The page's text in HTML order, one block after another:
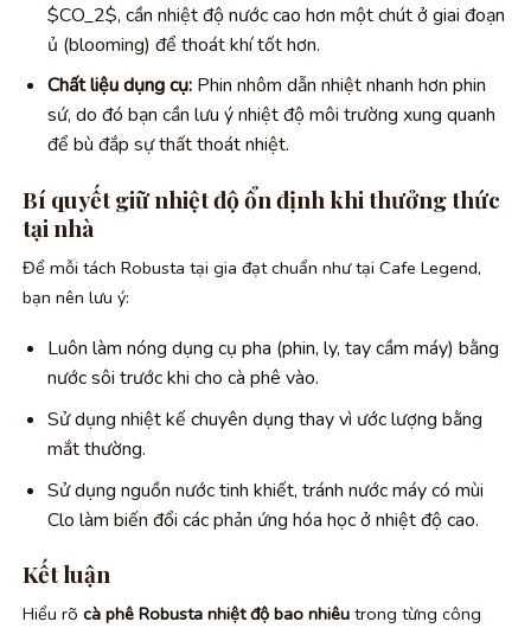
$CO_2$, cần nhiệt độ nước cao hơn một chút ở giai đoạn
ủ (blooming) để thoát khí tốt hơn.
Chất liệu dụng cụ:Phin nhôm dẫn nhiệt nhanh hơn phin
sứ, do đó bạn cần lưu ý nhiệt độ môi trường xung quanh
để bù đắp sự thất thoát nhiệt.
Bí quyết giữ nhiệt độ ổn định khi thưởng thức
tại nhà
Để mỗi tách Robusta tại gia đạt chuẩn như tại Cafe Legend,
bạn nên lưu ý:
Luôn làm nóng dụng cụ pha (phin, ly, tay cầm máy) bằng
nước sôi trước khi cho cà phê vào.
Sử dụng nhiệt kế chuyên dụng thay vì ước lượng bằng
mắt thường.
Sử dụng nguồn nước tinh khiết, tránh nước máy có mùi
Clo làm biến đổi các phản ứng hóa học ở nhiệt độ cao.
Kết luận
Hiểu rõ cà phê Robusta nhiệt độ bao nhiêu trong từng công